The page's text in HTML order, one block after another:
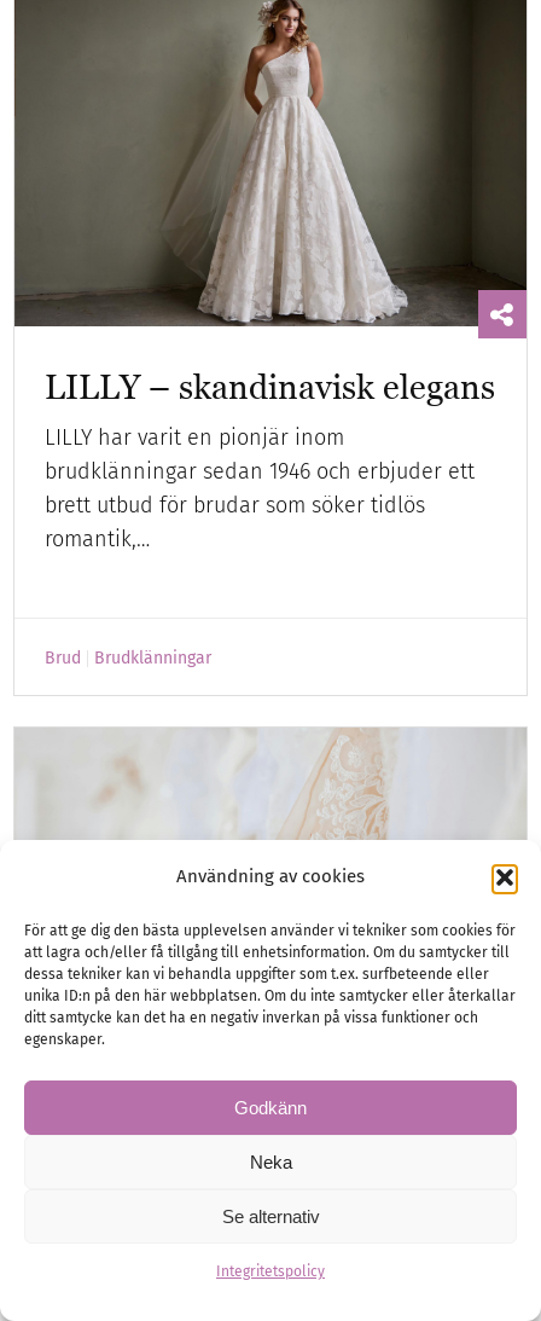
Användning av cookies
För att ge dig den bästa upplevelsen använder vi tekniker som cookies för
att lagra och/eller få tillgång till enhetsinformation. Om du samtycker till
dessa tekniker kan vi behandla uppgifter som t.ex. surfbeteende eller
unika ID:n på den här webbplatsen. Om du inte samtycker eller återkallar
ditt samtycke kan det ha en negativ inverkan på vissa funktioner och
egenskaper.
Godkänn
Neka
Se alternativ
Integritetspolicy
LILLY – skandinavisk elegans
LILLY har varit en pionjär inom
brudklänningar sedan 1946 och erbjuder ett
brett utbud för brudar som söker tidlös
romantik,…
Brud Brudklänningar
Vilka ärmar väljer du?
Valet av ärmar på bröllopsklänningen
påverkar både uttrycket, komforten och